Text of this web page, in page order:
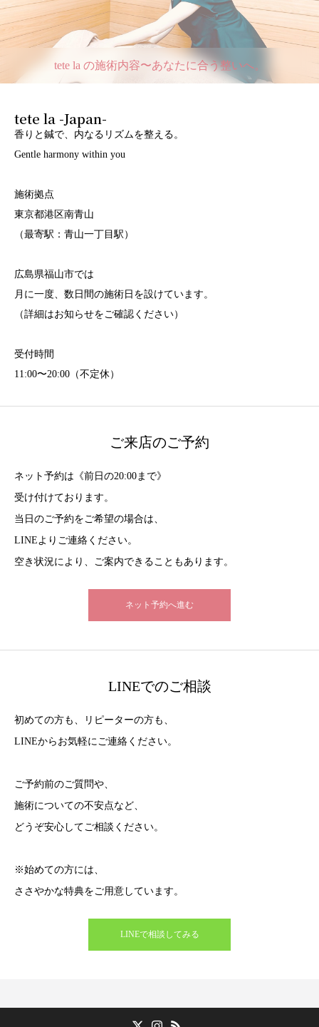
tete la の施術内容〜あなたに合う整いへ。
tete la -Japan-
香りと鍼で、内なるリズムを整える。
Gentle harmony within you
施術拠点
東京都港区南青山
（最寄駅：青山一丁目駅）
広島県福山市では
月に一度、数日間の施術日を設けています。
（詳細はお知らせをご確認ください）
受付時間
11:00〜20:00（不定休）
ご来店のご予約
ネット予約は《前日の20:00まで》
受け付けております。
当日のご予約をご希望の場合は、
LINEよりご連絡ください。
空き状況により、ご案内できることもあります。
ネット予約へ進む
LINEでのご相談
初めての方も、リピーターの方も、
LINEからお気軽にご連絡ください。
ご予約前のご質問や、
施術についての不安点など、
どうぞ安心してご相談ください。
※始めての方には、
ささやかな特典をご用意しています。
LINEで相談してみる